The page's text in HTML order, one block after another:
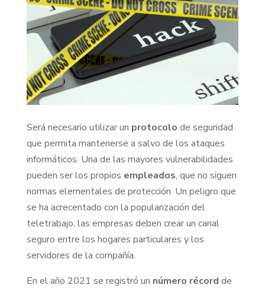
Será necesario utilizar un protocolo de seguridad
que permita mantenerse a salvo de los ataques
informáticos. Una de las mayores vulnerabilidades
pueden ser los propios empleados, que no siguen
normas elementales de protección. Un peligro que
se ha acrecentado con la popularización del
teletrabajo, las empresas deben crear un canal
seguro entre los hogares particulares y los
servidores de la compañía.
En el año 2021 se registró un número récord de